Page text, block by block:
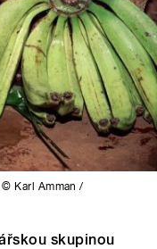
© Karl Amman /
skupinou